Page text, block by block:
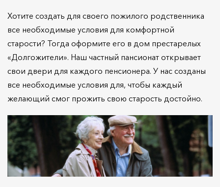
Хотите создать для своего пожилого родственника
все необходимые условия для комфортной
старости? Тогда оформите его в дом престарелых
«Долгожители». Наш частный пансионат открывает
свои двери для каждого пенсионера. У нас созданы
все необходимые условия для, чтобы каждый
желающий смог прожить свою старость достойно.